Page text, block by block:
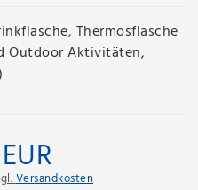
Thermosflasche
Outdoor Aktivitäten,
Versandkosten